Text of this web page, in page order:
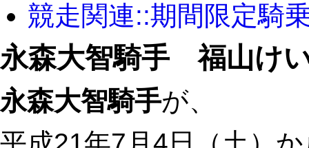
競走関連::期間限定騎
永森大智騎手 福山け
永森大智騎手が、